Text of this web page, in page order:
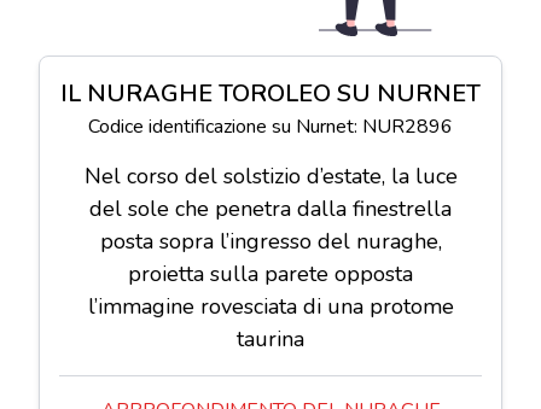
IL NURAGHE TOROLEO SU NURNET
Codice identificazione su Nurnet: NUR2896
Nel corso del solstizio d’estate, la luce
del sole che penetra dalla finestrella
posta sopra l’ingresso del nuraghe,
proietta sulla parete opposta
l’immagine rovesciata di una protome
taurina